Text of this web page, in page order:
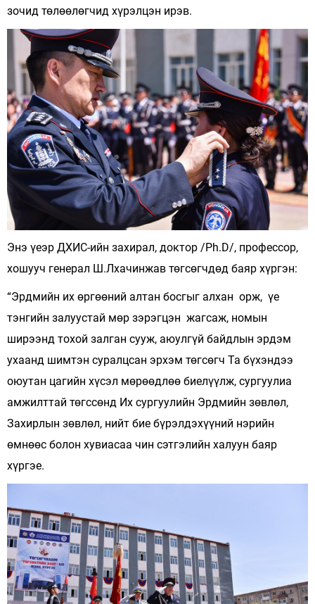
зочид төлөөлөгчид хүрэлцэн ирэв.
Энэ үеэр ДХИС-ийн захирал, доктор /Ph.D/, профессор,
хошууч генерал Ш.Лхачинжав төгсөгчдөд баяр хүргэн:
“Эрдмийн их өргөөний алтан босгыг алхан орж, үе
тэнгийн залуустай мөр зэрэгцэн жагсаж, номын
ширээнд тохой залган сууж, аюулгүй байдлын эрдэм
ухаанд шимтэн суралцсан эрхэм төгсөгч Та бүхэндээ
оюутан цагийн хүсэл мөрөөдлөө биелүүлж, сургуулиа
амжилттай төгссөнд Их сургуулийн Эрдмийн зөвлөл,
Захирлын зөвлөл, нийт бие бүрэлдэхүүний нэрийн
өмнөөс болон хувиасаа чин сэтгэлийн халуун баяр
хүргэе.